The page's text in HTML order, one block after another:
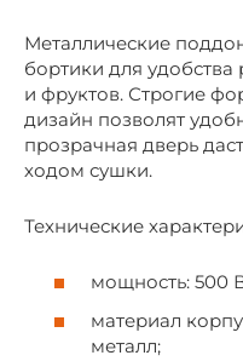
Металлические
бортики для
и фруктов. Строгие
дизайн позволят
прозрачная дверь
ходом сушки.
Технические
мощность: 500
материал
металл;